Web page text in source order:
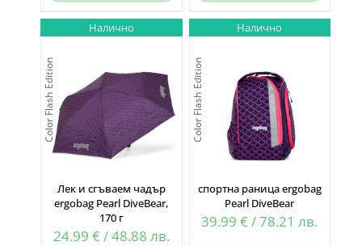
14.99 €
/
29.32
лв..
11.99
Налично
Color Flash Edition
Лек и сгъваем чадър
ergobag Pearl DiveBear,
170 г
24.99 € /48.88 лв.
Налично
Color Flash Edition
спортна раница ergobag
Pearl DiveBear
39.99€ /78.21лв.